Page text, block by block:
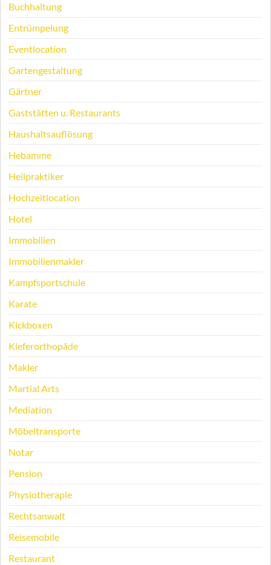
Buchhaltung
Entrümpelung
Eventlocation
Gartengestaltung
Gärtner
Gaststätten u. Restaurants
Haushaltsauflösung
Hebamme
Heilpraktiker
Hochzeitlocation
Hotel
Immobilien
Immobilienmakler
Kampfsportschule
Karate
Kickboxen
Kieferorthopäde
Makler
Martial Arts
Mediation
Möbeltransporte
Notar
Pension
Physiotherapie
Rechtsanwalt
Reisemobile
Restaurant